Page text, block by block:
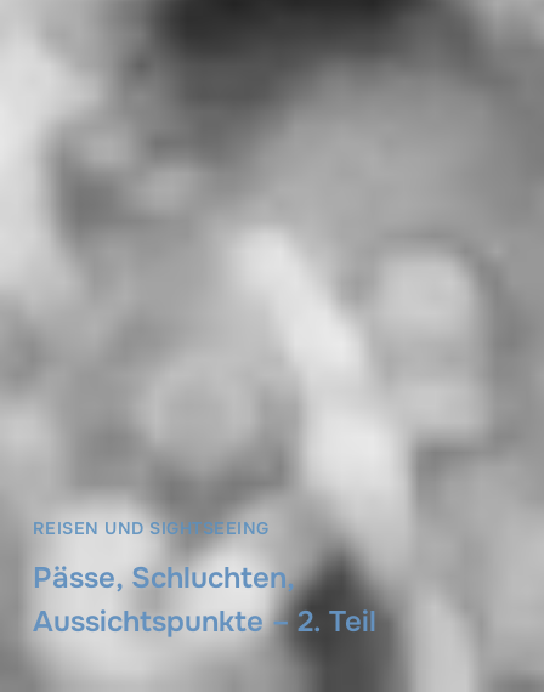
REISEN UND SIGHTSEEING
Pässe, Schluchten,
Aussichtspunkte – 2. Teil